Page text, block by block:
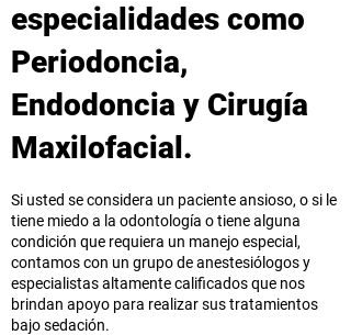
especialidades como
Periodoncia,
Endodoncia y Cirugía
Maxilofacial.
Si usted se considera un paciente ansioso, o si le
tiene miedo a la odontología o tiene alguna
condición que requiera un manejo especial,
contamos con un grupo de anestesiólogos y
especialistas altamente calificados que nos
brindan apoyo para realizar sus tratamientos
bajo sedación.